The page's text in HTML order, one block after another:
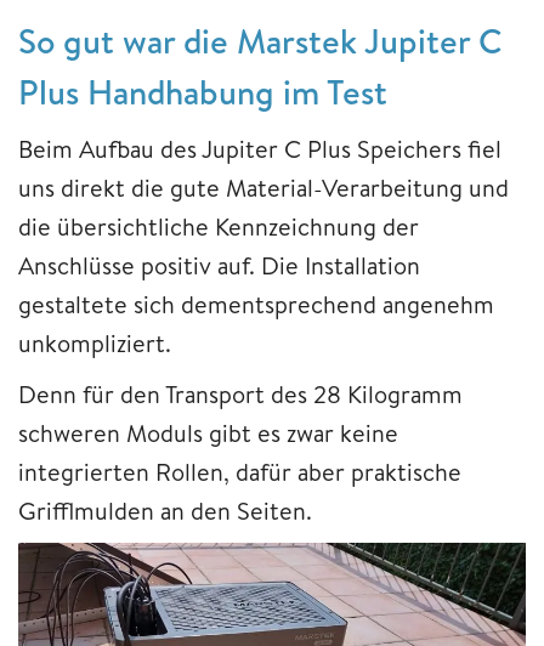
So gut war die Marstek Jupiter C
Plus Handhabung im Test
Beim Aufbau des Jupiter C Plus Speichers fiel
uns direkt die gute Material-Verarbeitung und
die übersichtliche Kennzeichnung der
Anschlüsse positiv auf. Die Installation
gestaltete sich dementsprechend angenehm
unkompliziert.
Denn für den Transport des 28 Kilogramm
schweren Moduls gibt es zwar keine
integrierten Rollen, dafür aber praktische
Grifflmulden an den Seiten.